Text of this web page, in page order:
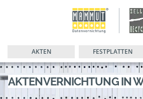
AKTEN FESTPLATTEN
AKTENVERNICHTUNG IN